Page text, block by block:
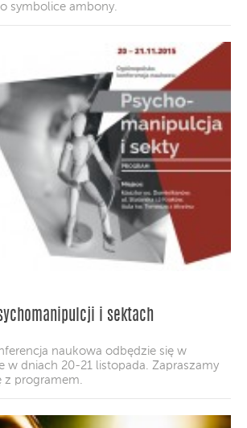
symbolice ambony.
i sektach
naukowa odbędzie się w
w dniach 20-21 listopada. Zapraszamy
z programem.